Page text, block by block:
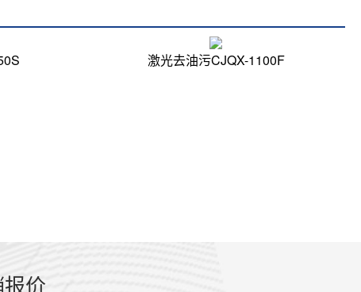
激光去油污CJQX-1100F
价